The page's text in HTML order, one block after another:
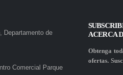
Departamento de
Comercial Parque
ACERCA
Obtenga
ofertas.